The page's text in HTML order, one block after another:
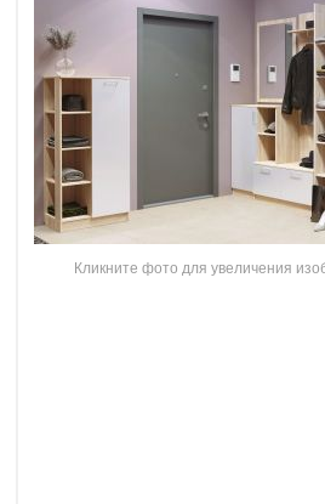
Кликните фото для увеличения